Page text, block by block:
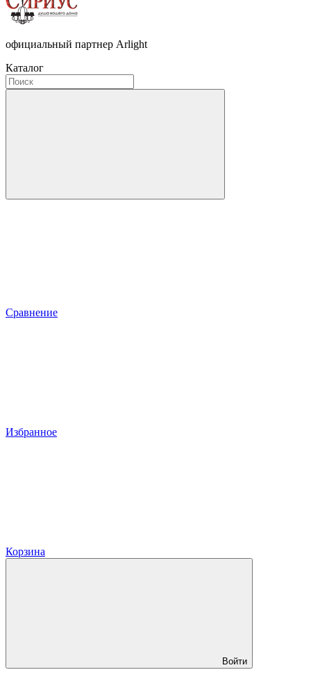
официальный партнер Arlight
Каталог
Сравнение
Избранное
Корзина
Войти